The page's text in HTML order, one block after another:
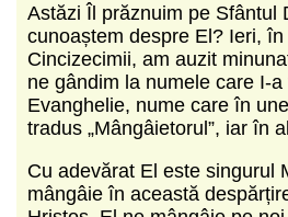
Astăzi Îl prăznuim pe Sfântul
cunoaștem despre El? Ieri,
Cincizecimii, am auzit
ne gândim la numele care I-
Evanghelie, nume care în
tradus „Mângâietorul”, iar în
Cu adevărat El este singurul
mângâie în această